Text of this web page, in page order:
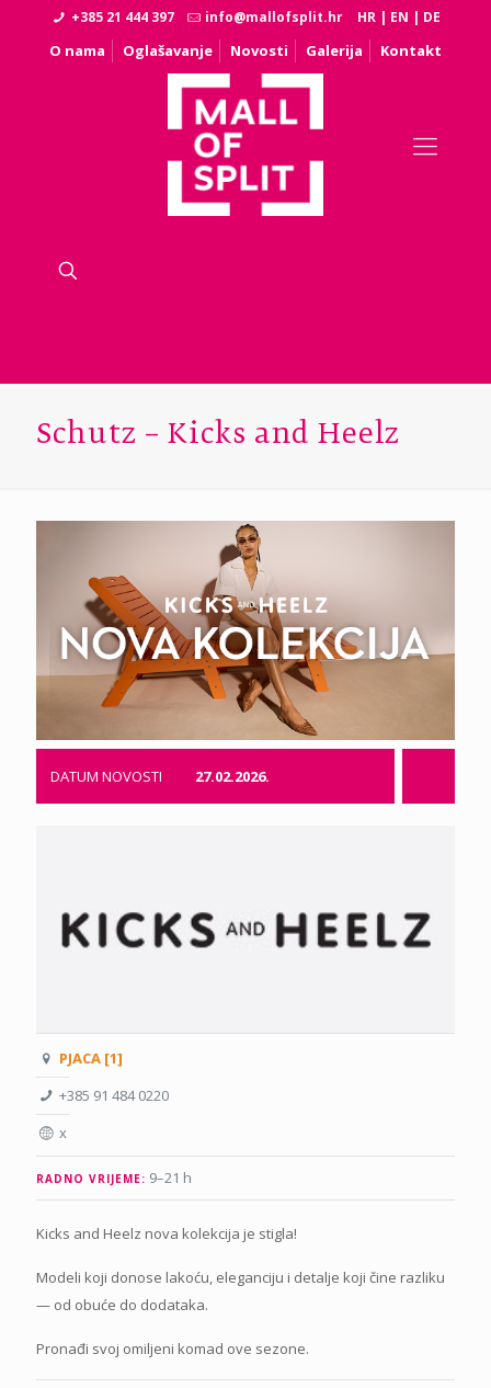
+385 21 444 397 info@mallofsplit.hr HR | EN | DE
O nama Oglašavanje Novosti Galerija Kontakt
Schutz – Kicks and Heelz
DATUM NOVOSTI 27.02.2026.
PJACA [1]
+385 91 484 0220
x
RADNO VRIJEME: 9–21 h
Kicks and Heelz nova kolekcija je stigla!
Modeli koji donose lakoću, eleganciju i detalje koji čine razliku
— od obuće do dodataka.
Pronađi svoj omiljeni komad ove sezone.